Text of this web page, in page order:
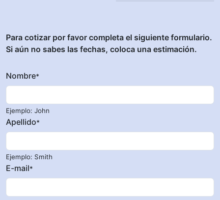
Para cotizar por favor completa el siguiente formulario.
Si aún no sabes las fechas, coloca una estimación.
Nombre*
Ejemplo: John
Apellido*
Ejemplo: Smith
E-mail*